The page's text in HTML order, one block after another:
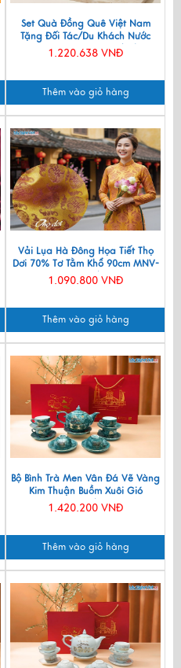
Set Quà Đồng Quê Việt Nam
Tặng Đối Tác/Du Khách Nước
Ngoài - Đĩa Sơn Mài/ Hộp
Namecard & Đế Lót Ly Sơn Mài
1.220.638 VNĐ
Thêm vào giỏ hàng
Vải Lụa Hà Đông Họa Tiết Thọ
Dơi 70% Tơ Tằm Khổ 90cm MNV-
LTA11/1
1.090.800 VNĐ
Thêm vào giỏ hàng
Bộ Bình Trà Men Vân Đá Vẽ Vàng
Kim Thuận Buồm Xuôi Gió
VBT12/14
1.420.200 VNĐ
Thêm vào giỏ hàng